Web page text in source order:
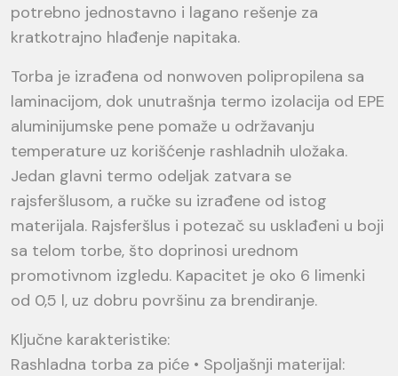
potrebno jednostavno i lagano rešenje za
kratkotrajno hlađenje napitaka.
Torba je izrađena od nonwoven polipropilena sa
laminacijom, dok unutrašnja termo izolacija od EPE
aluminijumske pene pomaže u održavanju
temperature uz korišćenje rashladnih uložaka.
Jedan glavni termo odeljak zatvara se
rajsferšlusom, a ručke su izrađene od istog
materijala. Rajsferšlus i potezač su usklađeni u boji
sa telom torbe, što doprinosi urednom
promotivnom izgledu. Kapacitet je oko 6 limenki
od 0,5 l, uz dobru površinu za brendiranje.
Ključne karakteristike:
Rashladna torba za piće • Spoljašnji materijal: